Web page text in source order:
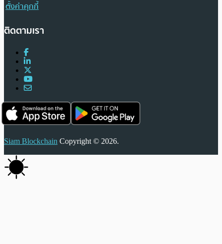
ตั้งค่าคุกกี้
ติดตามเรา
Siam Blockchain Copyright © 2026.